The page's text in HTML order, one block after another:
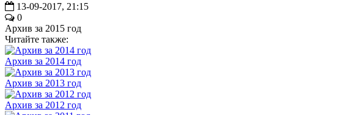
13-09-2017, 21:15
0
Архив за 2015 год
Читайте также:
Архив за 2014 год
Архив за 2013 год
Архив за 2012 год